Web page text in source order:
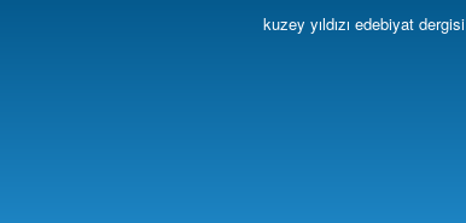
kuzey yıldızı edebiyat dergisi